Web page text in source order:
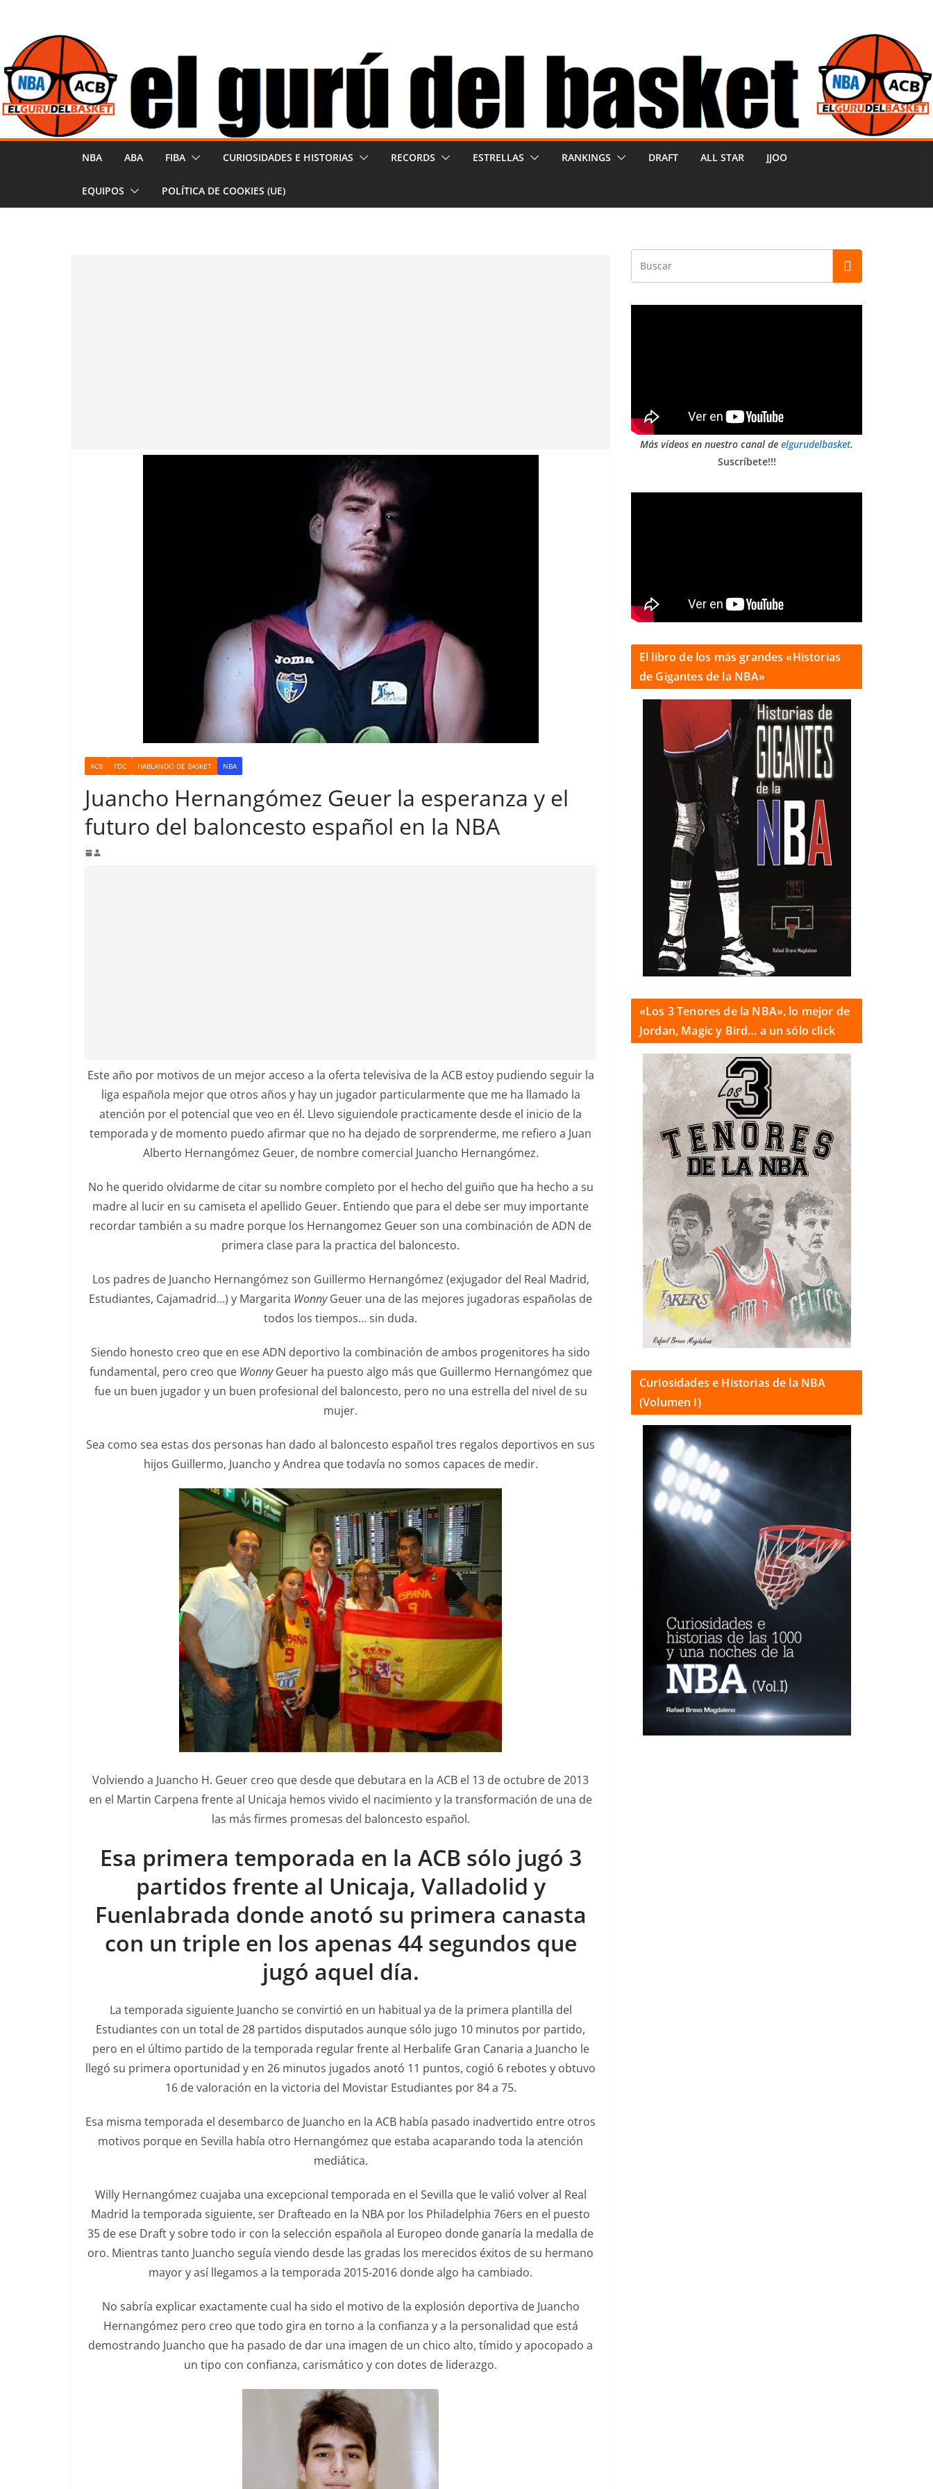
contenido
NBA ABA FIBA CURIOSIDADES E HISTORIAS RECORDS ESTRELLAS RANKINGS DRAFT ALL STAR JJOO
EQUIPOS POLÍTICA DE COOKIES (UE)
ACB FDC HABLANDO DE BASKET NBA
Juancho Hernangómez Geuer la esperanza y el
futuro del baloncesto español en la NBA
Este año por motivos de un mejor acceso a la oferta televisiva de la ACB estoy pudiendo seguir la
liga española mejor que otros años y hay un jugador particularmente que me ha llamado la
atención por el potencial que veo en él. Llevo siguiendole practicamente desde el inicio de la
temporada y de momento puedo afirmar que no ha dejado de sorprenderme, me refiero a Juan
Alberto Hernangómez Geuer, de nombre comercial Juancho Hernangómez.
No he querido olvidarme de citar su nombre completo por el hecho del guiño que ha hecho a su
madre al lucir en su camiseta el apellido Geuer. Entiendo que para el debe ser muy importante
recordar también a su madre porque los Hernangomez Geuer son una combinación de ADN de
primera clase para la practica del baloncesto.
Los padres de Juancho Hernangómez son Guillermo Hernangómez (exjugador del Real Madrid,
Estudiantes, Cajamadrid…) y Margarita WonnyGeuer una de las mejores jugadoras españolas de
todos los tiempos… sin duda.
Siendo honesto creo que en ese ADN deportivo la combinación de ambos progenitores ha sido
fundamental, pero creo que WonnyGeuer ha puesto algo más que Guillermo Hernangómez que
fue un buen jugador y un buen profesional del baloncesto, pero no una estrella del nivel de su
mujer.
Sea como sea estas dos personas han dado al baloncesto español tres regalos deportivos en sus
hijos Guillermo, Juancho y Andrea que todavía no somos capaces de medir.
Volviendo a Juancho H. Geuer creo que desde que debutara en la ACB el 13 de octubre de 2013
en el Martin Carpena frente al Unicaja hemos vivido el nacimiento y la transformación de una de
las más firmes promesas del baloncesto español.
Esa primera temporada en la ACB sólo jugó 3
partidos frente al Unicaja, Valladolid y
Fuenlabrada donde anotó su primera canasta
con un triple en los apenas 44 segundos que
jugó aquel día.
La temporada siguiente Juancho se convirtió en un habitual ya de la primera plantilla del
Estudiantes con un total de 28 partidos disputados aunque sólo jugo 10 minutos por partido,
pero en el último partido de la temporada regular frente al Herbalife Gran Canaria a Juancho le
llegó su primera oportunidad y en 26 minutos jugados anotó 11 puntos, cogió 6 rebotes y obtuvo
16 de valoración en la victoria del Movistar Estudiantes por 84 a 75.
Esa misma temporada el desembarco de Juancho en la ACB había pasado inadvertido entre otros
motivos porque en Sevilla había otro Hernangómez que estaba acaparando toda la atención
mediática.
Willy Hernangómez cuajaba una excepcional temporada en el Sevilla que le valió volver al Real
Madrid la temporada siguiente, ser Drafteado en la NBA por los Philadelphia 76ers en el puesto
35 de ese Draft y sobre todo ir con la selección española al Europeo donde ganaría la medalla de
oro. Mientras tanto Juancho seguía viendo desde las gradas los merecidos éxitos de su hermano
mayor y así llegamos a la temporada 2015-2016 donde algo ha cambiado.
No sabría explicar exactamente cual ha sido el motivo de la explosión deportiva de Juancho
Hernangómez pero creo que todo gira en torno a la confianza y a la personalidad que está
demostrando Juancho que ha pasado de dar una imagen de un chico alto, tímido y apocopado a
un tipo con confianza, carismático y con dotes de liderazgo.
Más vídeos en nuestro canal de elgurudelbasket.
Suscríbete!!!
El libro de los más grandes «Historias
de Gigantes de la NBA»
«Los 3 Tenores de la NBA», lo mejor de
Jordan, Magic y Bird… a un sólo click
Curiosidades e Historias de la NBA
(Volumen I)